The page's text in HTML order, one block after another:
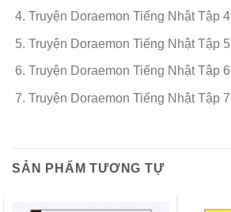
Truyện Doraemon Tiếng Nhật Tập 4
Truyện Doraemon Tiếng Nhật Tập 5
Truyện Doraemon Tiếng Nhật Tập 6
Truyện Doraemon Tiếng Nhật Tập 7
SẢN PHẨM TƯƠNG TỰ